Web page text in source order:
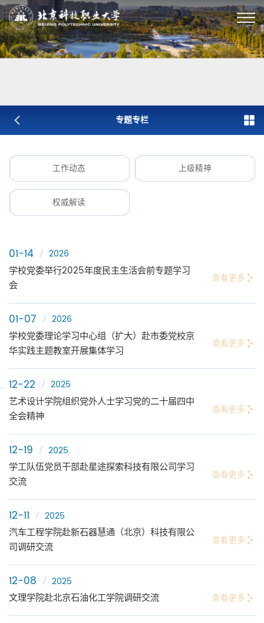
专题专栏
工作动态 上级精神
权威解读
01-14 2026
学校党委举行2025年度民主生活会前专题学习
会
查看更多
01-07 2026
学校党委理论学习中心组（扩大）赴市委党校京
华实践主题教室开展集体学习
查看更多
12-22 2025
艺术设计学院组织党外人士学习党的二十届四中
全会精神
查看更多
12-19 2025
学工队伍党员干部赴星途探索科技有限公司学习
交流
查看更多
12-11 2025
汽车工程学院赴新石器慧通（北京）科技有限公
司调研交流
查看更多
12-08 2025
文理学院赴北京石油化工学院调研交流 查看更多